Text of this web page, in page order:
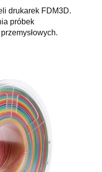
drukarek FDM3D.
próbek